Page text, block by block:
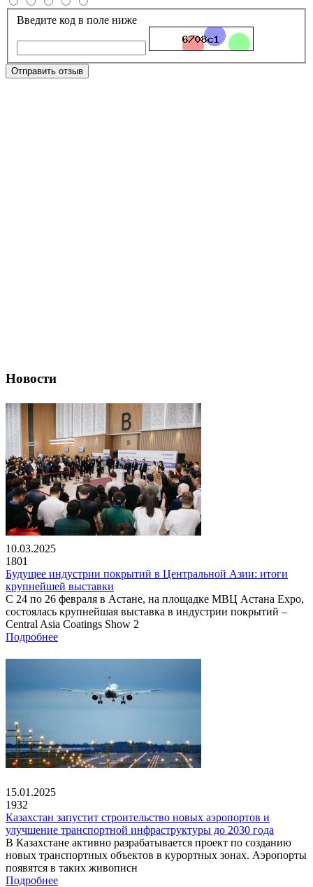
Введите код в поле ниже
Отправить отзыв
Новости
10.03.2025
1801
Будущее индустрии покрытий в Центральной Азии: итоги
крупнейшей выставки
С 24 по 26 февраля в Астане, на площадке МВЦ Астана Expo,
состоялась крупнейшая выставка в индустрии покрытий –
Central Asia Coatings Show 2
Подробнее
15.01.2025
1932
Казахстан запустит строительство новых аэропортов и
улучшение транспортной инфраструктуры до 2030 года
В Казахстане активно разрабатывается проект по созданию
новых транспортных объектов в курортных зонах. Аэропорты
появятся в таких живописн
Подробнее